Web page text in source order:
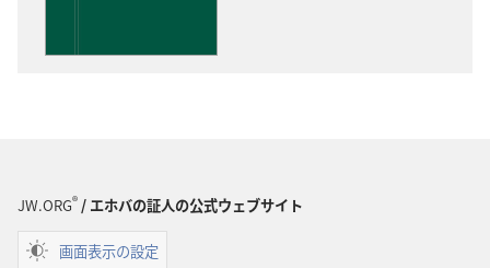
JW.ORG®/ エホバの証人の公式ウェブサイト
画面表示の設定